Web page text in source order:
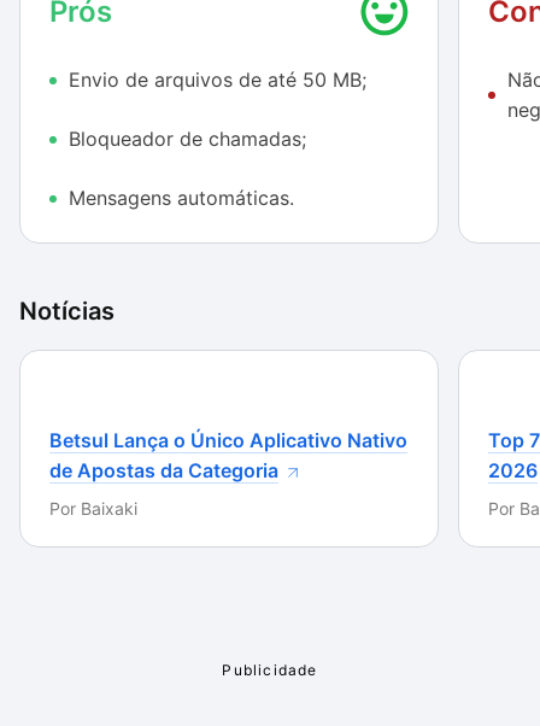
maiores também é de grande utilidade no dia a dia,
amigos, familiares e colegas de trabalho.
As próximas atualizações do GBWhatsApp DELTA
podem trazer ainda mais novidades. Por isso, fique de
Prós
Envio de arquivos de até 50 MB;
Bloqueador de chamadas;
Mensagens automáticas.
Notícias
Betsul Lança o Único Aplicativo Nativo
de Apostas da Categoria
Por Baixaki
Top
2026
Por